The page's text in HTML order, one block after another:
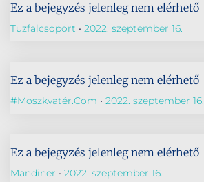
Ez a bejegyzés jelenleg nem elérhető
Tuzfalcsoport 2022. szeptember 16.
Ez a bejegyzés jelenleg nem elérhető
#Moszkvatér.com 2022. szeptember 16.
Ez a bejegyzés jelenleg nem elérhető
Mandiner 2022. szeptember 16.